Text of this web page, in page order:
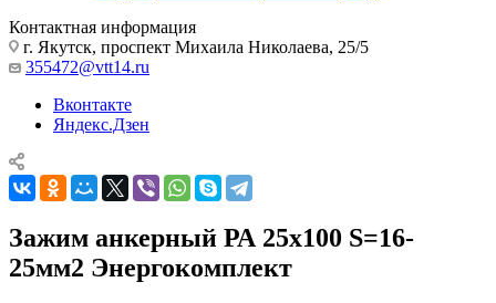
Контактная информация
г. Якутск, проспект Михаила Николаева, 25/5
355472@vtt14.ru
Вконтакте
Яндекс.Дзен
Зажим анкерный РА 25х100 S=16-
25мм2 Энергокомплект